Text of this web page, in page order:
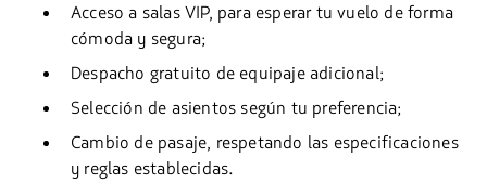
Acceso a salas VIP, para esperar tu vuelo de forma
cómoda y segura;
Despacho gratuito de equipaje adicional;
Selección de asientos según tu preferencia;
Cambio de pasaje, respetando las especificaciones
y reglas establecidas.